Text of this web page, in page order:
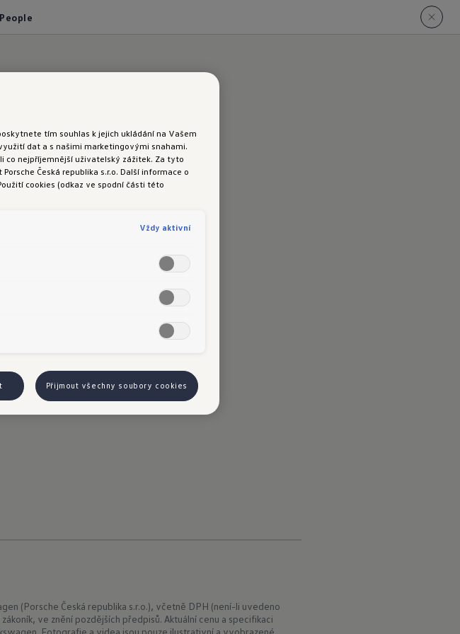
(Porsche Česká republika s.r.o.), včetně DPH (není-li uvedeno
ve znění pozdějších předpisů. Aktuální cenu a specifikaci
Fotografie a videa jsou pouze ilustrativní a vyobrazené
tím souhlas k jejich ukládání na Vašem
dat a s našimi marketingovými snahami.
co nejpříjemnější uživatelský zážitek. Za tyto
Česká republika s.r.o. Další informace o
cookies (odkaz ve spodní části této
Vždy aktivní
Přijmout všechny soubory cookies